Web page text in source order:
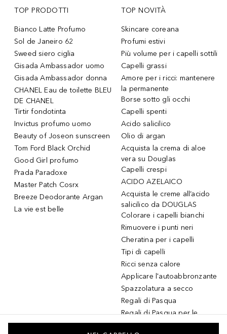
TOP PRODOTTI
Bianco Latte Profumo
Sol de Janeiro 62
Sweed siero ciglia
Gisada Ambassador uomo
Gisada Ambassador donna
CHANEL Eau de toilette BLEU
DE CHANEL
Tirtir fondotinta
Invictus profumo uomo
Beauty of Joseon sunscreen
Tom Ford Black Orchid
Good Girl profumo
Prada Paradoxe
Master Patch Cosrx
Breeze Deodorante Argan
La vie est belle
TOP NOVITÀ
Skincare coreana
Profumi estivi
Più volume per i capelli sottili
Capelli grassi
Amore per i ricci: mantenere
la permanente
Borse sotto gli occhi
Capelli spenti
Acido salicilico
Olio di argan
Acquista la crema di aloe
vera su Douglas
Capelli crespi
ACIDO AZELAICO
Acquista le creme all’acido
salicilico da DOUGLAS
Colorare i capelli bianchi
Rimuovere i punti neri
Cheratina per i capelli
Tipi di capelli
Ricci senza calore
Applicare l'autoabbronzante
Spazzolatura a secco
Regali di Pasqua
Regali di Pasqua per le
donne